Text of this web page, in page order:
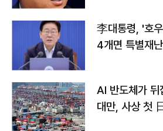
李대통령, '호
4개면 특별재
AI 반도체가
대만, 사상 첫